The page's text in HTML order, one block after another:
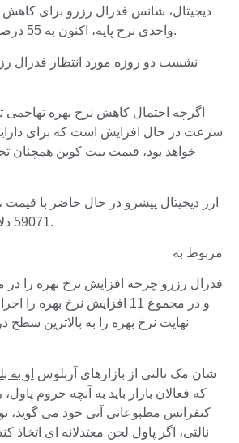
واحدی نرخ پایه، اکنون به 55 درصد افزایش یافته است.
نشست دو روزه مورد انتظار فدرال
اگرچه احتمال کاهش نرخ بهره
سرعت در حال افزایش است که برای
خواهد بود، قیمت بیت کوین همچنان
59071 دلار در حال تغییر است.
مربوط به
و در مجموع 11 افزایش نرخ
نهایت نرخ بهره را به بالاترین سطح
شان مک نالتی از بازارهای آربلوس او
که فعالان بازار باید به آنچه جروم
کنفرانس مطبوعاتی آتی خود می گوید،
نالتی، اگر پاول لحن معتدلانه ای اتخاذ